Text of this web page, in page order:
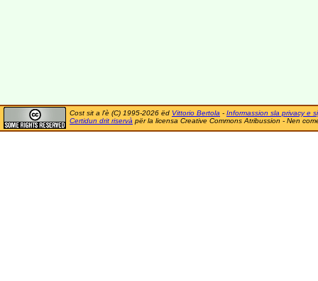
Cost sit a l'è (C) 1995-2026 ëd Vittorio Bertola - Informassion sla privacy e
Certidun drit riservà për la licensa Creative Commons Atribussion - Nen